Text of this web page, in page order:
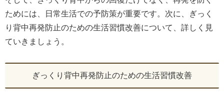
ためには、日常生活での予防策が重要です。次に、ぎっく
り背中再発防止のための生活習慣改善について、詳しく見
ていきましょう。
ぎっくり背中再発防止のための生活習慣改善